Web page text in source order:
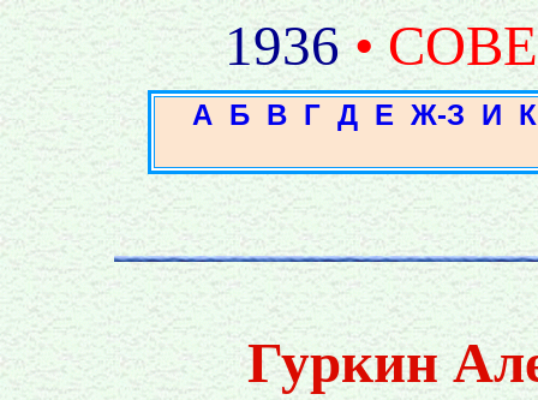
1936 •
А Б В Г Д Е Ж-З И К
Гуркин